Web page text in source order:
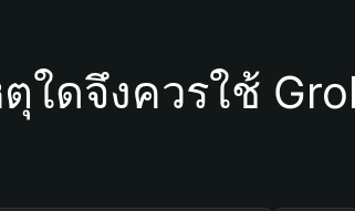
ตุใดจึงควรใช้